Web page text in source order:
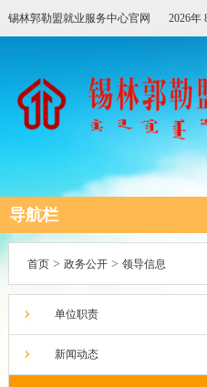
锡林郭勒盟就业服务中心官网 2026年
导航栏
首页> 政务公开> 领导信息
单位职责
新闻动态